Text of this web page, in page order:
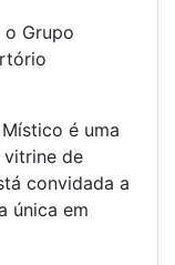
Grupo
é uma
vitrine de
convidada a
única em